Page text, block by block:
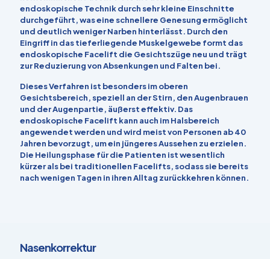
endoskopische Technik durch sehr kleine Einschnitte
durchgeführt, was eine schnellere Genesung ermöglicht
und deutlich weniger Narben hinterlässt. Durch den
Eingriff in das tieferliegende Muskelgewebe formt das
endoskopische Facelift die Gesichtszüge neu und trägt
zur Reduzierung von Absenkungen und Falten bei.
Dieses Verfahren ist besonders im oberen
Gesichtsbereich, speziell an der Stirn, den Augenbrauen
und der Augenpartie, äußerst effektiv. Das
endoskopische Facelift kann auch im Halsbereich
angewendet werden und wird meist von Personen ab 40
Jahren bevorzugt, um ein jüngeres Aussehen zu erzielen.
Die Heilungsphase für die Patienten ist wesentlich
kürzer als bei traditionellen Facelifts, sodass sie bereits
nach wenigen Tagen in ihren Alltag zurückkehren können.
Nasenkorrektur